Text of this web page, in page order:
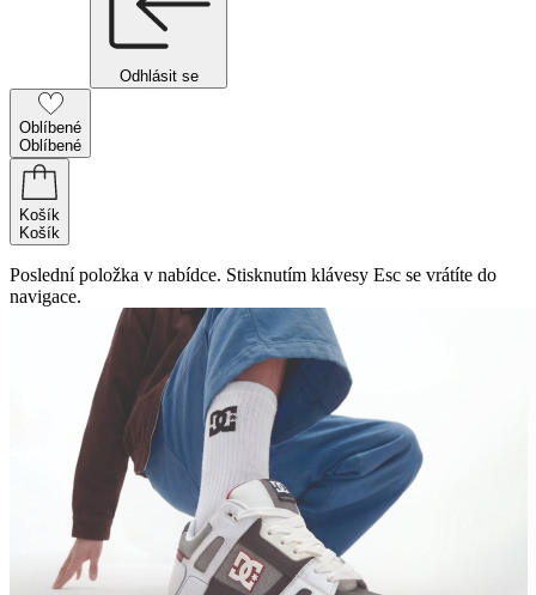
Odhlásit se
Oblíbené
Oblíbené
Košík
Košík
Poslední položka v nabídce. Stisknutím klávesy Esc se vrátíte do
navigace.